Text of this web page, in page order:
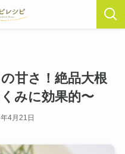
甘さ！絶品大根
みに効果的〜
4月21日